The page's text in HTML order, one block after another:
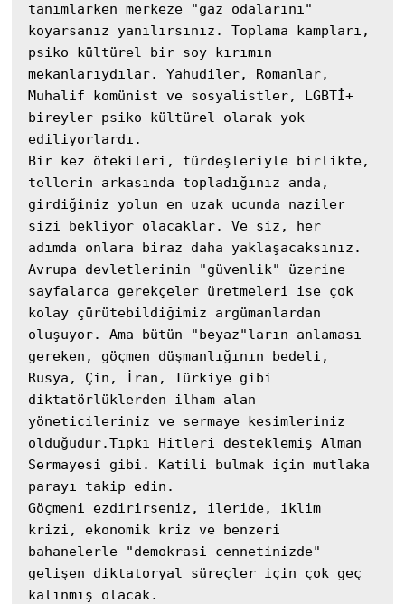
tanımlarken merkeze "gaz odalarını"
koyarsanız yanılırsınız. Toplama kampları,
psiko kültürel bir soy kırımın
mekanlarıydılar. Yahudiler, Romanlar,
Muhalif komünist ve sosyalistler, LGBTİ+
bireyler psiko kültürel olarak yok
ediliyorlardı.
Bir kez ötekileri, türdeşleriyle birlikte,
tellerin arkasında topladığınız anda,
girdiğiniz yolun en uzak ucunda naziler
sizi bekliyor olacaklar. Ve siz, her
adımda onlara biraz daha yaklaşacaksınız.
Avrupa devletlerinin "güvenlik" üzerine
sayfalarca gerekçeler üretmeleri ise çok
kolay çürütebildiğimiz argümanlardan
oluşuyor. Ama bütün "beyaz"ların anlaması
gereken, göçmen düşmanlığının bedeli,
Rusya, Çin, İran, Türkiye gibi
diktatörlüklerden ilham alan
yöneticileriniz ve sermaye kesimleriniz
olduğudur.Tıpkı Hitleri desteklemiş Alman
Sermayesi gibi. Katili bulmak için mutlaka
parayı takip edin.
Göçmeni ezdirirseniz, ileride, iklim
krizi, ekonomik kriz ve benzeri
bahanelerle "demokrasi cennetinizde"
gelişen diktatoryal süreçler için çok geç
kalınmış olacak.